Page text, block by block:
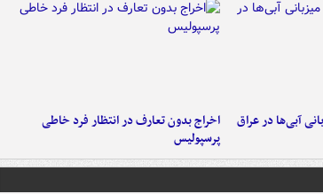
اخراج بدون تعارف در انتظار فرد خاطی
پرسپولیس